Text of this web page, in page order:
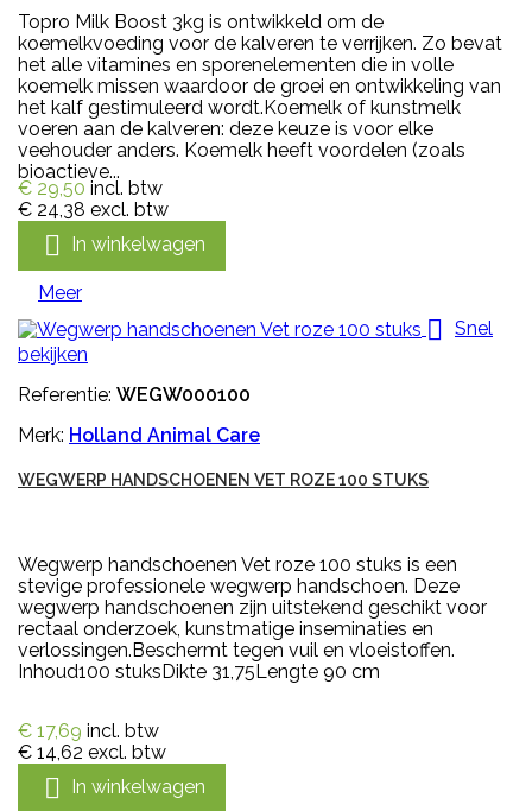
Topro Milk Boost 3kg is ontwikkeld om de
koemelkvoeding voor de kalveren te verrijken. Zo bevat
het alle vitamines en sporenelementen die in volle
koemelk missen waardoor de groei en ontwikkeling van
het kalf gestimuleerd wordt.Koemelk of kunstmelk
voeren aan de kalveren: deze keuze is voor elke
veehouder anders. Koemelk heeft voordelen (zoals
bioactieve...
€ 29,50 incl. btw
€ 24,38 excl. btw
 In winkelwagen
Meer
 Snel
bekijken
Referentie: WEGW000100
Merk: Holland Animal Care
WEGWERP HANDSCHOENEN VET ROZE 100 STUKS
Wegwerp handschoenen Vet roze 100 stuks is een
stevige professionele wegwerp handschoen. Deze
wegwerp handschoenen zijn uitstekend geschikt voor
rectaal onderzoek, kunstmatige inseminaties en
verlossingen.Beschermt tegen vuil en vloeistoffen.
Inhoud100 stuksDikte 31,75Lengte 90 cm
€ 17,69 incl. btw
€ 14,62 excl. btw
 In winkelwagen